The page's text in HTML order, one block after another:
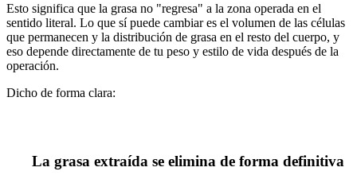
Esto significa que la grasa no "regresa" a la zona operada en el
sentido literal. Lo que sí puede cambiar es el volumen de las células
que permanecen y la distribución de grasa en el resto del cuerpo, y
eso depende directamente de tu peso y estilo de vida después de la
operación.
Dicho de forma clara:
La grasa extraída se elimina de forma definitiva